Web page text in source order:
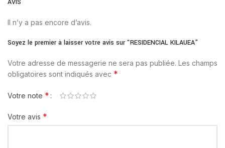
AVIS
Il n’y a pas encore d’avis.
Soyez le premier à laisser votre avis sur “RESIDENCIAL KILAUEA”
Votre adresse de messagerie ne sera pas publiée. Les champs
obligatoires sont indiqués avec *
Votre note *
Votre avis *